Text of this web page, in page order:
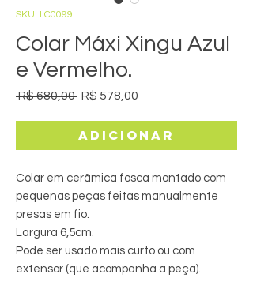
SKU: LC0099
Colar Máxi Xingu Azul
e Vermelho.
R$ 680,00 Preço
R$ 578,00
Adicionar
Colar em cerâmica fosca montado com
pequenas peças feitas manualmente
presas em fio.
Largura 6,5cm.
Pode ser usado mais curto ou com
extensor (que acompanha a peça).